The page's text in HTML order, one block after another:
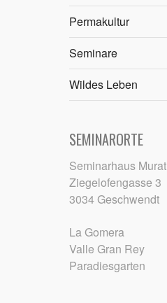
Permakultur
Seminare
Wildes Leben
SEMINARORTE
Seminarhaus Murat
Ziegelofengasse 3
3034 Geschwendt
La Gomera
Valle Gran Rey
Paradiesgarten